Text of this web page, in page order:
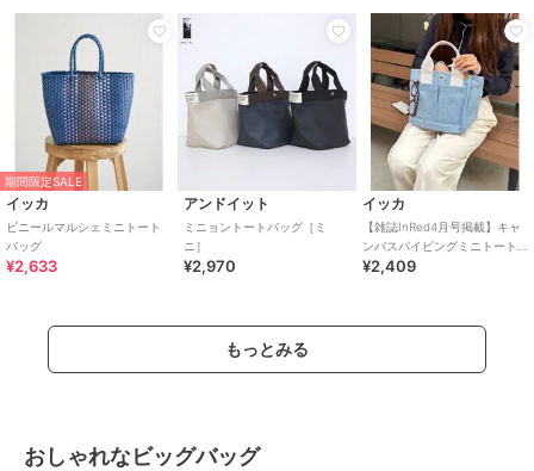
期間限定SALE
イッカ
ビニールマルシェミニトート
バッグ
¥2,633
アンドイット
ミニョントートバッグ［ミ
ニ］
¥2,970
イッカ
【雑誌InRed4月号掲載】キャ
ンバスパイピングミニトート
バッグ
¥2,409
もっとみる
おしゃれなビッグバッグ